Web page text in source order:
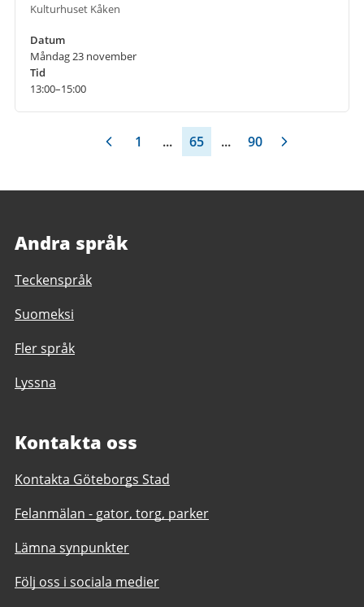
Kulturhuset Kåken
Datum
Måndag 23 november
Tid
13:00–15:00
1 ... 65 ... 90
Andra språk
Teckenspråk
Suomeksi
Fler språk
Lyssna
Kontakta oss
Kontakta Göteborgs Stad
Felanmälan - gator, torg, parker
Lämna synpunkter
Följ oss i sociala medier